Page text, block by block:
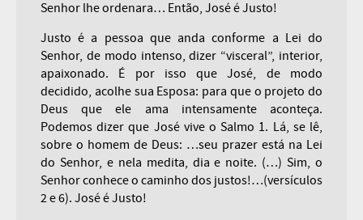
Senhor lhe ordenara… Então, José é Justo!
Justo é a pessoa que anda conforme a Lei do
Senhor, de modo intenso, dizer “visceral”, interior,
apaixonado. É por isso que José, de modo
decidido, acolhe sua Esposa: para que o projeto do
Deus que ele ama intensamente aconteça.
Podemos dizer que José vive o Salmo 1. Lá, se lê,
sobre o homem de Deus: …seu prazer está na Lei
do Senhor, e nela medita, dia e noite. (…) Sim, o
Senhor conhece o caminho dos justos!…(versículos
2 e 6). José é Justo!